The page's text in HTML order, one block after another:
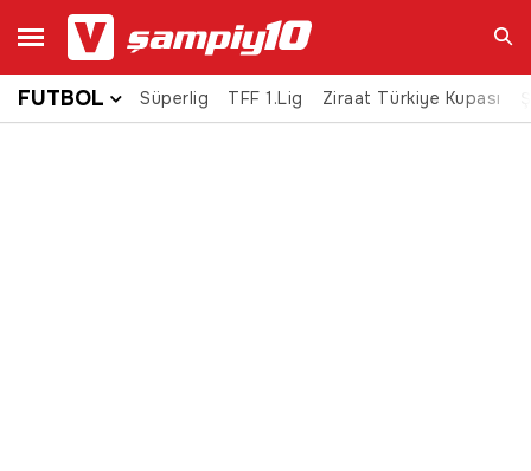
Ara
FUTBOL Süperlig TFF 1.Lig Ziraat Türkiye Kupası